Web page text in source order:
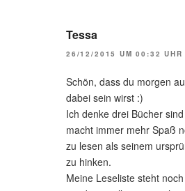
Tessa
26/12/2015 UM 00:32 UHR
Schön, dass du morgen
dabei sein wirst :)
Ich denke drei Bücher
macht immer mehr Spaß
zu lesen als seinem
zu hinken.
Meine Leseliste steht